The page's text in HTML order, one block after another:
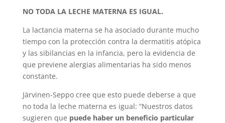
NO TODA LA LECHE MATERNA ES IGUAL.
La lactancia materna se ha asociado durante mucho
tiempo con la protección contra la dermatitis atópica
y las sibilancias en la infancia, pero la evidencia de
que previene alergias alimentarias ha sido menos
constante.
Järvinen-Seppo cree que esto puede deberse a que
no toda la leche materna es igual: “Nuestros datos
sugieren que puede haber un beneficio particular